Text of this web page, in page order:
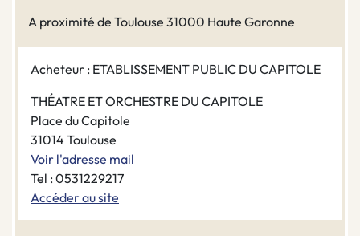
A proximité de Toulouse 31000 Haute Garonne
Acheteur : ETABLISSEMENT PUBLIC DU CAPITOLE
THÉATRE ET ORCHESTRE DU CAPITOLE
Place du Capitole
31014 Toulouse
Voir l'adresse mail
Tel : 0531229217
Accéder au site